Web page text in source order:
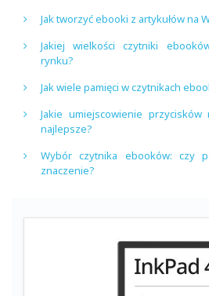
Jak tworzyć ebooki z artykułów na
Jakiej wielkości czytniki
rynku?
Jak wiele pamięci w czytnikach
Jakie umiejscowienie
najlepsze?
Wybór czytnika ebooków: czy
znaczenie?